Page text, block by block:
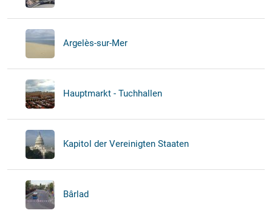
Argelès-sur-Mer
Hauptmarkt - Tuchhallen
Kapitol der Vereinigten Staaten
Bârlad